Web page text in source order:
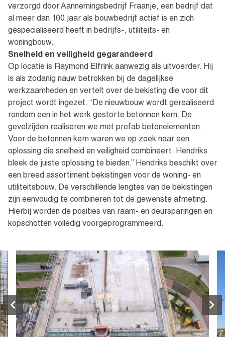
verzorgd door Aannemingsbedrijf Fraanje, een bedrijf dat
al meer dan 100 jaar als bouwbedrijf actief is en zich
gespecialiseerd heeft in bedrijfs-, utiliteits- en
woningbouw.
Snelheid en veiligheid gegarandeerd
Op locatie is Raymond Elfrink aanwezig als uitvoerder. Hij
is als zodanig nauw betrokken bij de dagelijkse
werkzaamheden en vertelt over de bekisting die voor dit
project wordt ingezet. “De nieuwbouw wordt gerealiseerd
rondom een in het werk gestorte betonnen kern. De
gevelzijden realiseren we met prefab betonelementen.
Voor de betonnen kern waren we op zoek naar een
oplossing die snelheid en veiligheid combineert. Hendriks
bleek de juiste oplossing te bieden.” Hendriks beschikt over
een breed assortiment bekistingen voor de woning- en
utiliteitsbouw. De verschillende lengtes van de bekistingen
zijn eenvoudig te combineren tot de gewenste afmeting.
Hierbij worden de posities van raam- en deursparingen en
kopschotten volledig voorgeprogrammeerd.